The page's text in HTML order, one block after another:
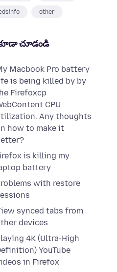
other
చూడండి
Macbook Pro battery
is being killed by by
Firefoxcp
CPU
Any thoughts
how to make it
is killing my
battery
with restore
synced tabs from
devices
4K (Ultra-High
YouTube
in Firefox